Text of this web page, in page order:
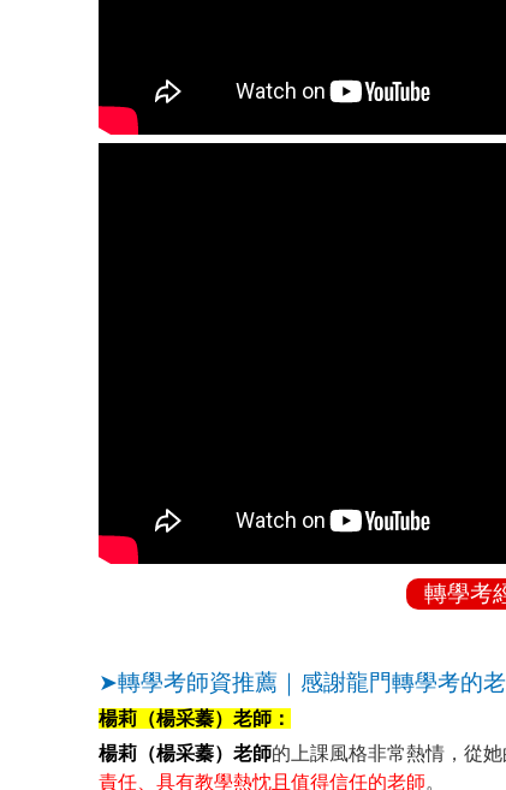
轉學考
➤轉學考師資推薦｜感謝龍門轉學考的
楊莉（楊采蓁）老師：
楊莉（楊采蓁）老師的上課風格非常熱情，從
責任、具有教學熱忱且值得信任的老師。